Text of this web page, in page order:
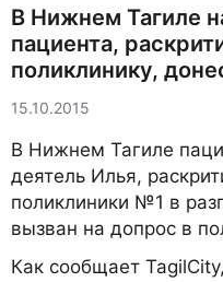
В Нижнем Тагиле
пациента,
поликлинику,
15.10.2015
В Нижнем Тагиле
деятель Илья,
поликлиники №1 в
вызван на допрос в
Как сообщает